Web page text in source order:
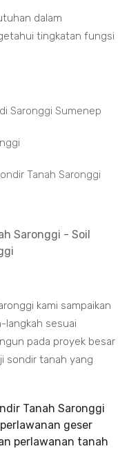
dalam
tingkatan fungsi
Saronggi Sumenep
Tanah Saronggi
Saronggi - Soil
kami sampaikan
langkah sesuai
pada proyek besar
sondir tanah yang
Tanah Saronggi
geser
perlawanan tanah